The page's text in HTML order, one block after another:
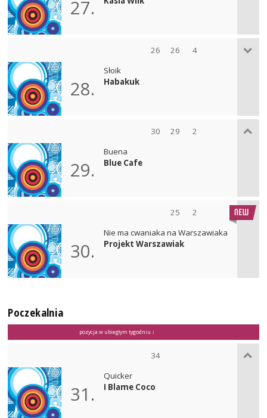
27.
26 26 4
28.
Słoik
Habakuk
30 29 2
29.
Buena
Blue Cafe
25 2
30.
Nie ma cwaniaka na Warszawiaka
Projekt Warszawiak
Poczekalnia
pozycja w ubiegłym tygodniu ↓
34
31.
Quicker
I Blame Coco